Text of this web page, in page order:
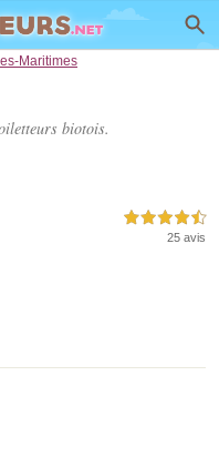
Maritimes
biotois.
4,5 étoiles sur 5
25 avis